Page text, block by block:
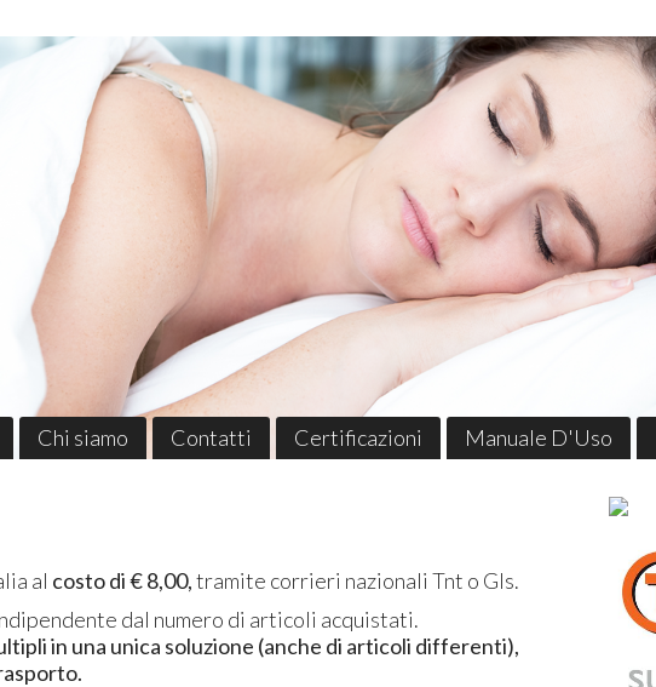
Chi siamo Contatti Certificazioni Manuale D'Uso
al costo di € 8,00,tramite corrieri nazionali Tnt o Gls.
dal numero di articoli acquistati.
in una unica soluzione (anche di articoli differenti),